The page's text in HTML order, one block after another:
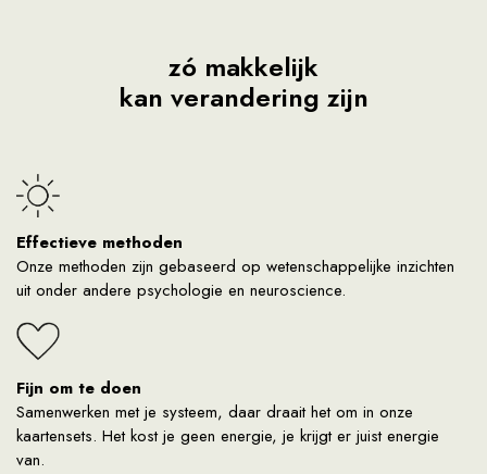
zó makkelijk
kan verandering zijn
Effectieve methoden
Onze methoden zijn gebaseerd op wetenschappelijke inzichten
uit onder andere psychologie en neuroscience.
Fijn om te doen
Samenwerken met je systeem, daar draait het om in onze
kaartensets. Het kost je geen energie, je krijgt er juist energie
van.